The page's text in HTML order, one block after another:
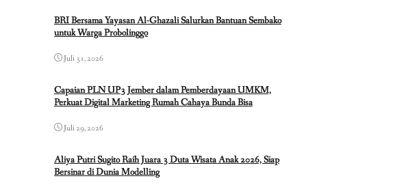
BRI Bersama Yayasan Al-Ghazali Salurkan Bantuan Sembako
untuk Warga Probolinggo
Juli 31, 2026
Capaian PLN UP3 Jember dalam Pemberdayaan UMKM,
Perkuat Digital Marketing Rumah Cahaya Bunda Bisa
Juli 29, 2026
Aliya Putri Sugito Raih Juara 3 Duta Wisata Anak 2026, Siap
Bersinar di Dunia Modelling